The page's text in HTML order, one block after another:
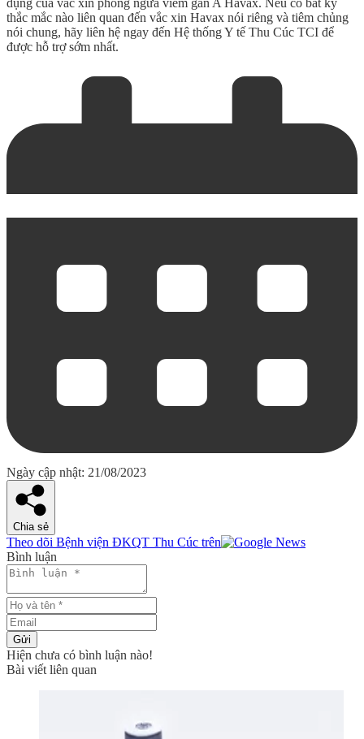
thắc mắc nào liên quan đến vắc xin Havax nói riêng và tiêm chủng
nói chung, hãy liên hệ ngay đến Hệ thống Y tế Thu Cúc TCI để
được hỗ trợ sớm nhất.
Ngày cập nhật: 21/08/2023
Chia sẻ
Theo dõi Bệnh viện ĐKQT Thu Cúc trên
Bình luận
Gửi
Hiện chưa có bình luận nào!
Bài viết liên quan